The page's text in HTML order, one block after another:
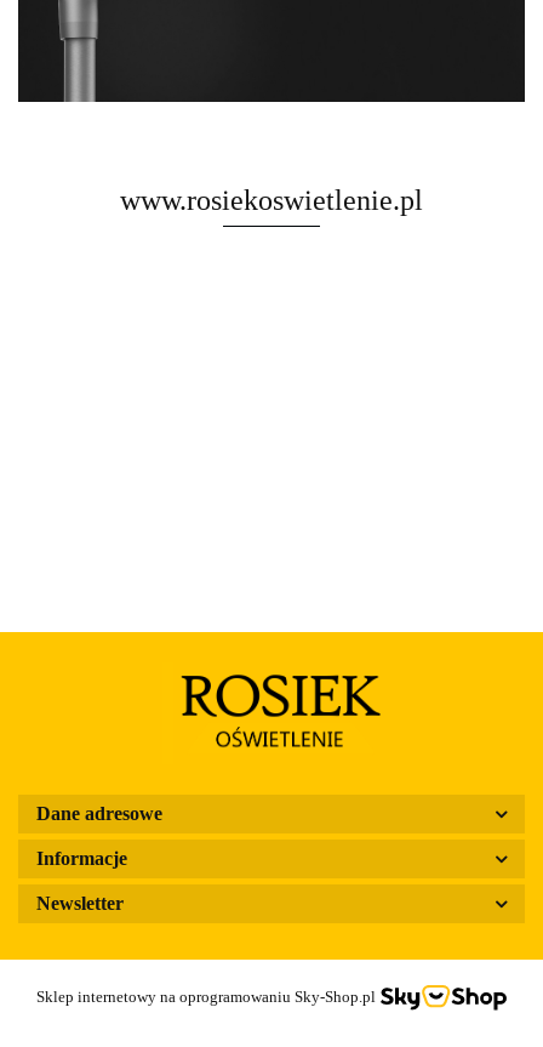
www.rosiekoswietlenie.pl
Dane adresowe
Informacje
Newsletter
Sklep internetowy na oprogramowaniu Sky-Shop.pl